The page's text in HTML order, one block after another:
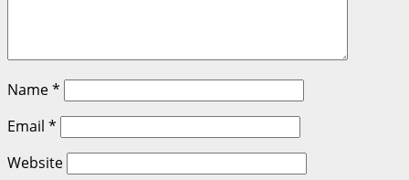
Name*
Email *
Website